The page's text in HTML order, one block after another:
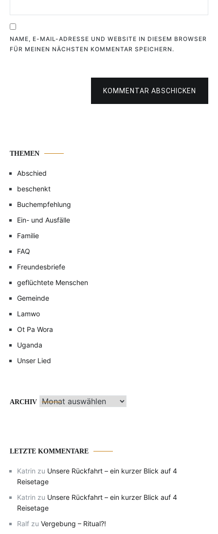
NAME, E-MAIL-ADRESSE UND WEBSITE IN DIESEM BROWSER
FÜR MEINEN NÄCHSTEN KOMMENTAR SPEICHERN.
KOMMENTAR ABSCHICKEN
THEMEN
Abschied
beschenkt
Buchempfehlung
Ein- und Ausfälle
Familie
FAQ
Freundesbriefe
geflüchtete Menschen
Gemeinde
Lamwo
Ot Pa Wora
Uganda
Unser Lied
ARCHIV Archiv
LETZTE KOMMENTARE
Katrin zu Unsere Rückfahrt – ein kurzer Blick auf 4
Reisetage
Katrin zu Unsere Rückfahrt – ein kurzer Blick auf 4
Reisetage
Ralf zu Vergebung – Ritual?!